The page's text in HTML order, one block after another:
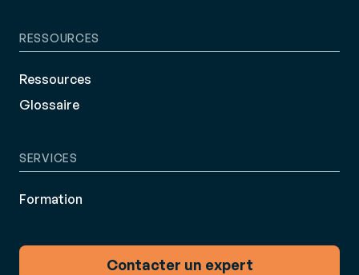
RESSOURCES
Ressources
Glossaire
SERVICES
Formation
Contacter un expert